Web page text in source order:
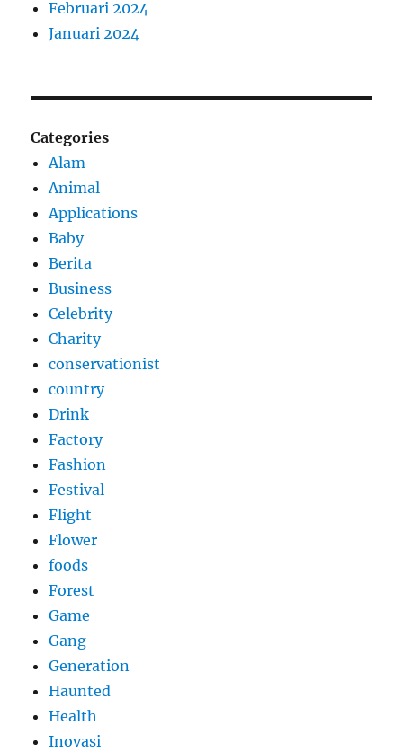
Februari 2024
Januari 2024
Categories
Alam
Animal
Applications
Baby
Berita
Business
Celebrity
Charity
conservationist
country
Drink
Factory
Fashion
Festival
Flight
Flower
foods
Forest
Game
Gang
Generation
Haunted
Health
Inovasi